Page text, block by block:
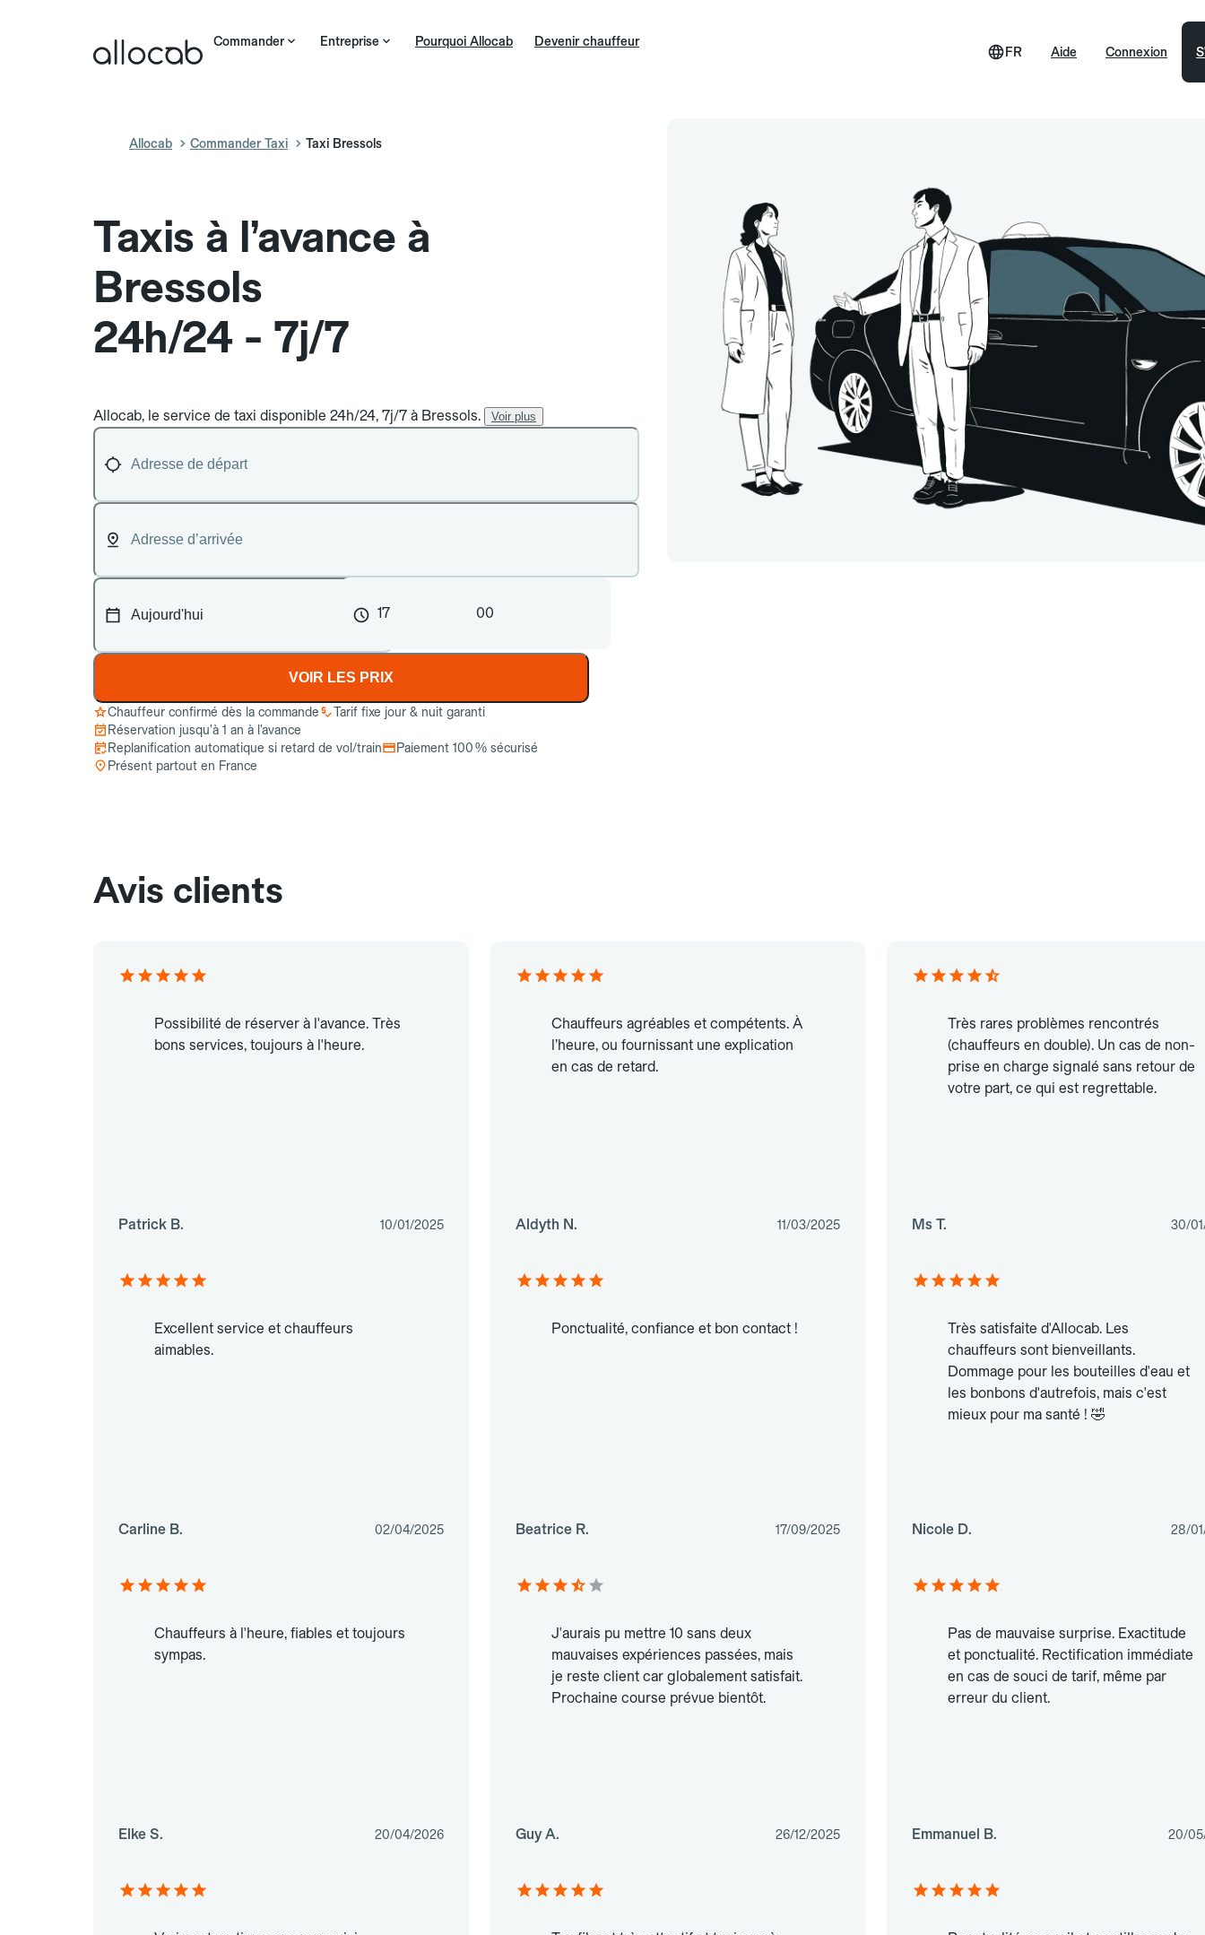
Commander Entreprise Pourquoi Allocab Devenir chauffeur
Aide
FR Connexion
Allocab Commander Taxi Taxi Bressols
Taxis à l’avance à
Bressols
24h/24 - 7j/7
Allocab, le service de taxi disponible 24h/24, 7j/7 à Bressols. Voir plus
17 00
VOIR LES PRIX
Chauffeur confirmé dès la commande
Tarif fixe jour & nuit garanti
Réservation jusqu’à 1 an à l’avance
Replanification automatique si retard de vol/train
Paiement 100 % sécurisé
Présent partout en France
Avis clients
Possibilité de réserver à l'avance. Très
bons services, toujours à l'heure.
Patrick B. 10/01/2025
Chauffeurs agréables et compétents. À
l’heure, ou fournissant une explication
en cas de retard.
Aldyth N. 11/03/2025
Très rares problèmes rencontrés
(chauffeurs en double). Un cas de non-
prise en charge signalé sans retour de
votre part, ce qui est regrettable.
Ms T. 30/
Excellent service et chauffeurs
aimables.
Carline B. 02/04/2025
Ponctualité, confiance et bon contact !
Beatrice R. 17/09/2025
Très satisfaite d'Allocab. Les
chauffeurs sont bienveillants.
Dommage pour les bouteilles d'eau et
les bonbons d'autrefois, mais c'est
mieux pour ma santé ! 🤣
Nicole D. 28/
Chauffeurs à l'heure, fiables et toujours
sympas.
Elke S. 20/04/2026
J'aurais pu mettre 10 sans deux
mauvaises expériences passées, mais
je reste client car globalement satisfait.
Prochaine course prévue bientôt.
Guy A. 26/12/2025
Pas de mauvaise surprise. Exactitude
et ponctualité. Rectification immédiate
en cas de souci de tarif, même par
erreur du client.
Emmanuel B. 20/